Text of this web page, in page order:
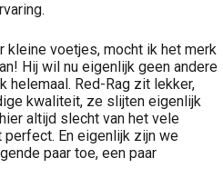
kleine voetjes, mocht ik het merk
Hij wil nu eigenlijk geen andere
helemaal. Red-Rag zit lekker,
kwaliteit, ze slijten eigenlijk
altijd slecht van het vele
En eigenlijk zijn we
paar toe, een paar